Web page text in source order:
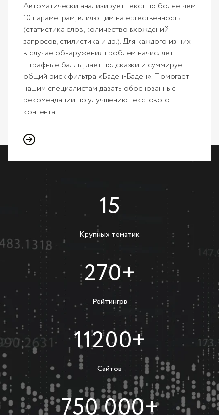
Автоматически анализирует текст по более чем
10 параметрам, влияющим на естественность
(статистика слов, количество вхождений
запросов, стилистика и др.). Для каждого из них
в случае обнаружения проблем начисляет
штрафные баллы, дает подсказки и суммирует
общий риск фильтра «Баден-Баден». Помогает
нашим специалистам давать обоснованные
рекомендации по улучшению текстового
контента.
15
Крупных тематик
270+
Рейтингов
11200+
Сайтов
750 000+